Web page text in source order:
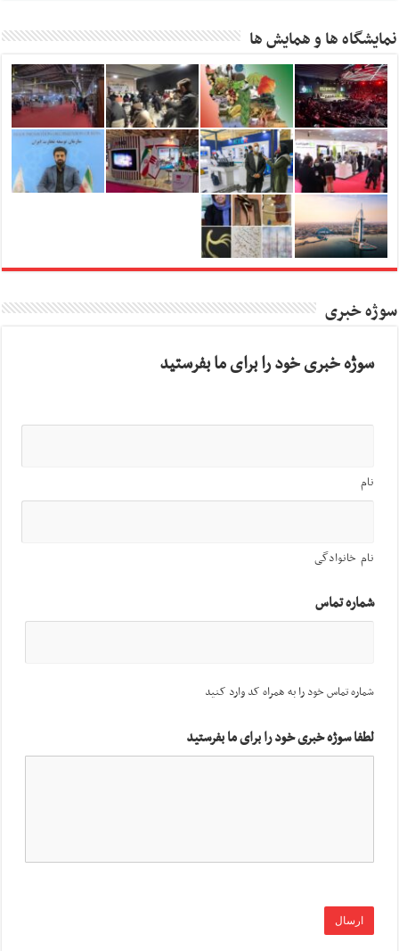
نمایشگاه ها و همایش ها
سوژه خبری
سوژه خبری خود را برای ما بفرستید
نام
نام خانوادگی
شماره تماس
شماره تماس خود را به همراه کد وارد کنید
لطفا سوژه خبری خود را برای ما بفرستید